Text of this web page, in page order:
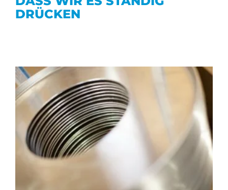
DRÜCKEN